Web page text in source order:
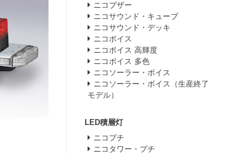
ニコブザー
ニコサウンド・キューブ
ニコサウンド・デッキ
ニコボイス
ニコボイス 高輝度
ニコボイス 多色
ニコソーラー・ボイス
ニコソーラー・ボイス（生産終了
モデル）
LED積層灯
ニコプチ
ニコタワー・プチ